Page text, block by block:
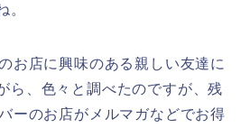
。
お店に興味のある親しい友達に
ら、色々と調べたのですが、残
ーのお店がメルマガなどでお得